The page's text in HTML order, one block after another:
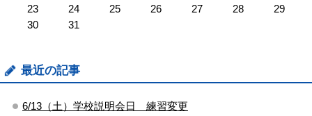
23
24 25 26 27 28
29
30
31
最近の記事
6/13（土）学校説明会日 練習変更